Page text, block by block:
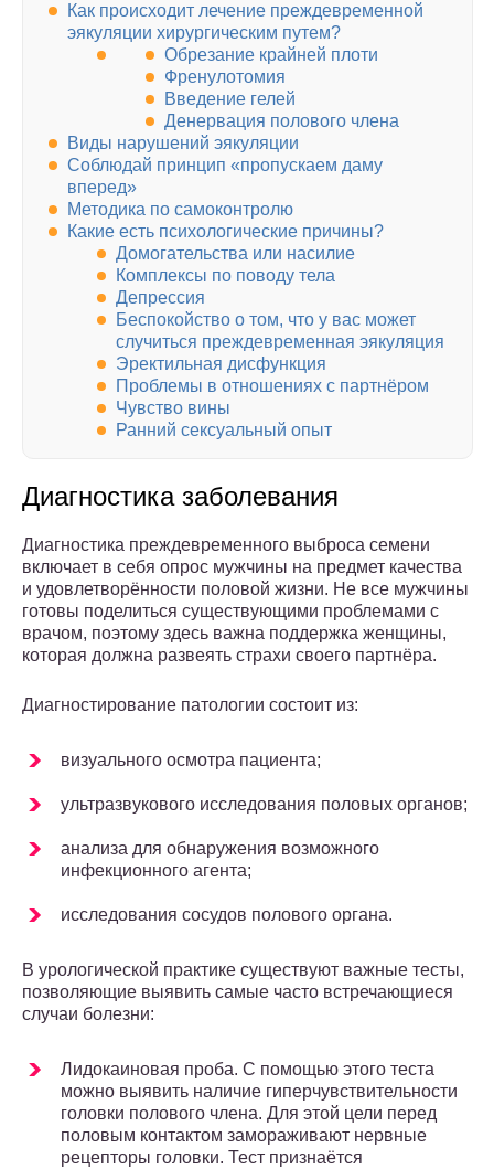
Как происходит лечение преждевременной
эякуляции хирургическим путем?
Обрезание крайней плоти
Френулотомия
Введение гелей
Денервация полового члена
Виды нарушений эякуляции
Соблюдай принцип «пропускаем даму
вперед»
Методика по самоконтролю
Какие есть психологические причины?
Домогательства или насилие
Комплексы по поводу тела
Депрессия
Беспокойство о том, что у вас может
случиться преждевременная эякуляция
Эректильная дисфункция
Проблемы в отношениях с партнёром
Чувство вины
Ранний сексуальный опыт
Диагностика заболевания
Диагностика преждевременного выброса семени
включает в себя опрос мужчины на предмет качества
и удовлетворённости половой жизни. Не все мужчины
готовы поделиться существующими проблемами с
врачом, поэтому здесь важна поддержка женщины,
которая должна развеять страхи своего партнёра.
Диагностирование патологии состоит из:
визуального осмотра пациента;
ультразвукового исследования половых органов;
анализа для обнаружения возможного
инфекционного агента;
исследования сосудов полового органа.
В урологической практике существуют важные тесты,
позволяющие выявить самые часто встречающиеся
случаи болезни:
Лидокаиновая проба. С помощью этого теста
можно выявить наличие гиперчувствительности
головки полового члена. Для этой цели перед
половым контактом замораживают нервные
рецепторы головки. Тест признаётся